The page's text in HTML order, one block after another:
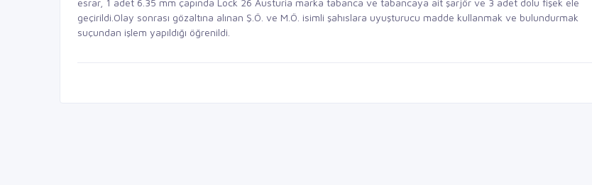
esrar, 1 adet 6.35 mm çapında Lock 26 Austuria marka tabanca ve tabancaya ait şarjör ve 3 adet dolu fişek ele
geçirildi.Olay sonrası gözaltına alınan Ş.Ö. ve M.Ö. isimli şahıslara uyuşturucu madde kullanmak ve bulundurmak
suçundan işlem yapıldığı öğrenildi.